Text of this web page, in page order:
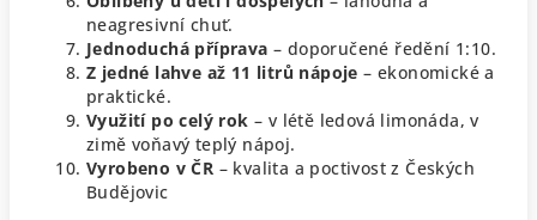
neagresivní chuť.
Jednoduchá příprava – doporučené ředění 1:10.
Z jedné lahve až 11 litrů nápoje – ekonomické a
praktické.
Využití po celý rok – v létě ledová limonáda, v
zimě voňavý teplý nápoj.
Vyrobeno v ČR – kvalita a poctivost z Českých
Budějovic